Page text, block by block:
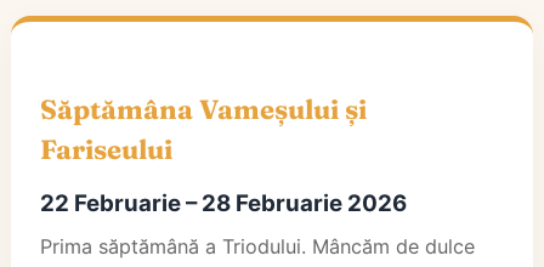
Săptămâna Vameșului și
Fariseului
22 Februarie – 28 Februarie 2026
Prima săptămână a Triodului. Mâncăm de dulce